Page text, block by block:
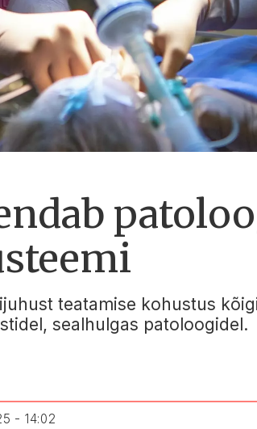
teatamise kohustus
sealhulgas patoloogidel.
- 14:02